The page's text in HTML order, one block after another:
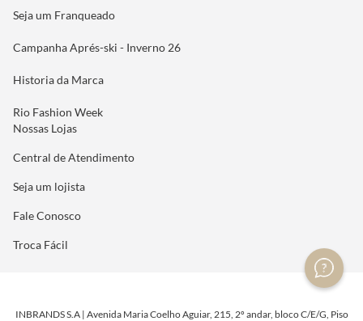
Seja um Franqueado
Campanha Aprés-ski - Inverno 26
Historia da Marca
Rio Fashion Week
Nossas Lojas
Central de Atendimento
Seja um lojista
Fale Conosco
Troca Fácil
INBRANDS S.A | Avenida Maria Coelho Aguiar, 215, 2º andar, bloco C/E/G, Piso